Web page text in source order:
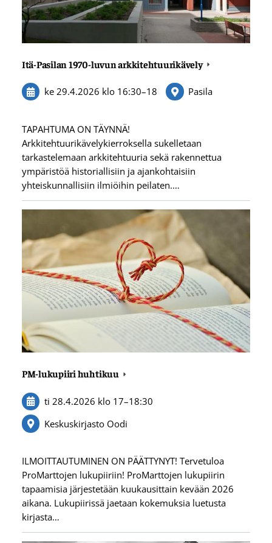
Itä-Pasilan 1970-luvun arkkitehtuurikävely
ke 29.4.2026 klo 16:30–18 Pasila
TAPAHTUMA ON TÄYNNÄ!
Arkkitehtuurikävelykierroksella sukelletaan
tarkastelemaan arkkitehtuuria sekä rakennettua
ympäristöä historiallisiin ja ajankohtaisiin
yhteiskunnallisiin ilmiöihin peilaten.…
PM-lukupiiri huhtikuu
ti 28.4.2026 klo 17–18:30
Keskuskirjasto Oodi
ILMOITTAUTUMINEN ON PÄÄTTYNYT! Tervetuloa
ProMarttojen lukupiiriin! ProMarttojen lukupiirin
tapaamisia järjestetään kuukausittain kevään 2026
aikana. Lukupiirissä jaetaan kokemuksia luetusta
kirjasta…